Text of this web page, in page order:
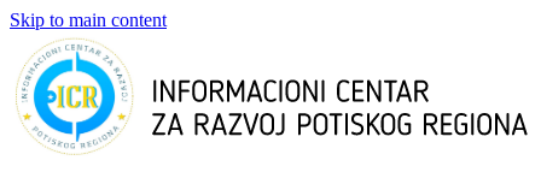
Skip to main content